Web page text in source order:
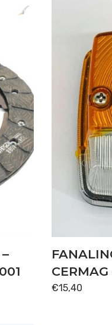
€15,40